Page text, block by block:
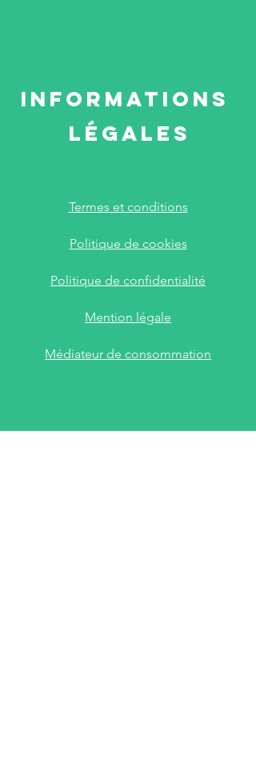
Informations
légales
Termes et conditions
​Politique de cookies
​Politique de confidentialité
​Mention légale
Médiateur de consommation